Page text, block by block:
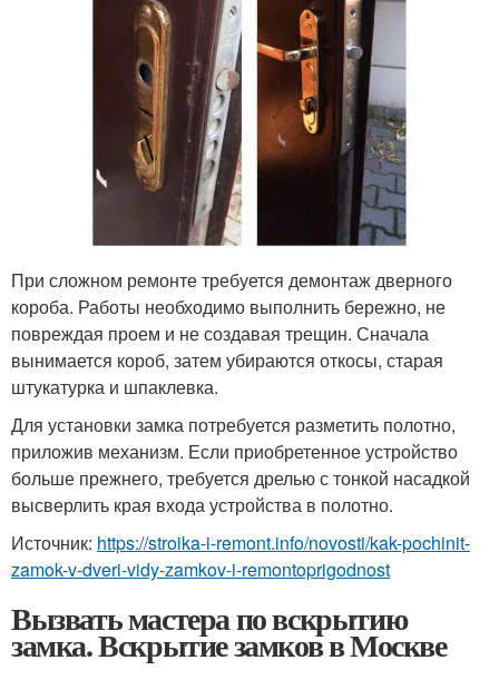
При сложном ремонте требуется демонтаж дверного
короба. Работы необходимо выполнить бережно, не
повреждая проем и не создавая трещин. Сначала
вынимается короб, затем убираются откосы, старая
штукатурка и шпаклевка.
Для установки замка потребуется разметить полотно,
приложив механизм. Если приобретенное устройство
больше прежнего, требуется дрелью с тонкой насадкой
высверлить края входа устройства в полотно.
Источник: https://stroika-i-remont.info/novosti/kak-pochinit-
zamok-v-dveri-vidy-zamkov-i-remontoprigodnost
Вызвать мастера по вскрытию
замка. Вскрытие замков в Москве